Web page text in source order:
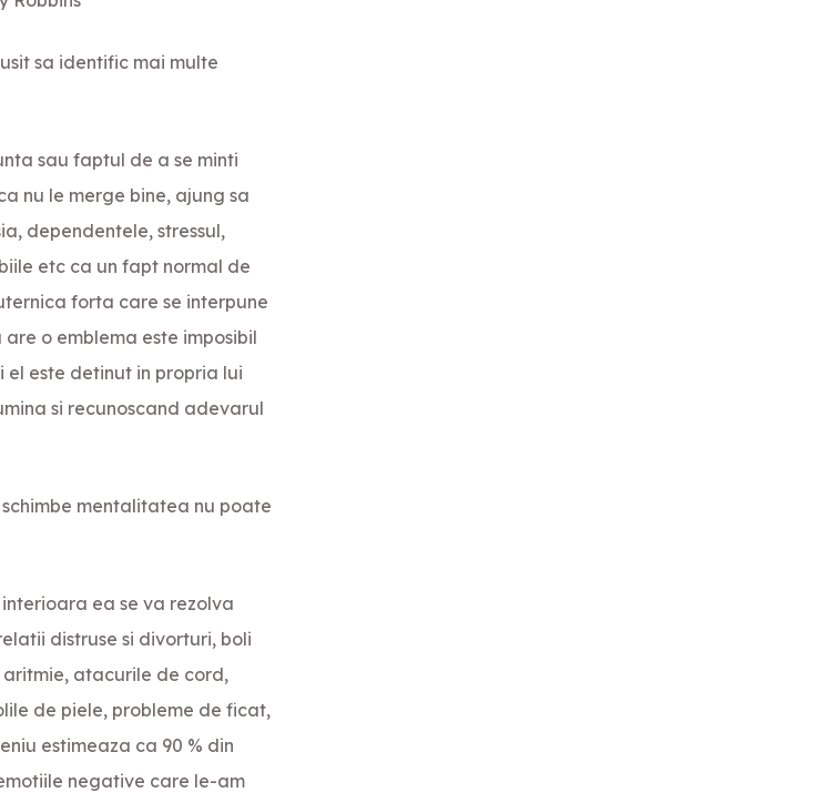
sa identific mai multe
sau faptul de a se minti
nu le merge bine, ajung sa
dependentele, stressul,
etc ca un fapt normal de
forta care se interpune
o emblema este imposibil
el este detinut in propria lui
si recunoscand adevarul
mentalitatea nu poate
ea se va rezolva
distruse si divorturi, boli
aritmie, atacurile de cord,
de piele, probleme de ficat,
estimeaza ca 90 % din
negative care le-am